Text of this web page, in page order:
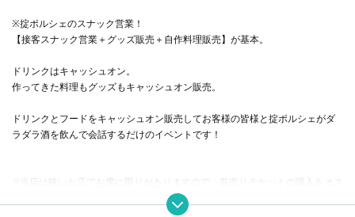
※掟ポルシェのスナック営業！
【接客スナック営業＋グッズ販売＋自作料理販売】が基本。
ドリンクはキャッシュオン。
作ってきた料理もグッズもキャッシュオン販売。
ドリンクとフードをキャッシュオン販売してお客様の皆様と掟ポルシェがダ
ラダラ酒を飲んで会話するだけのイベントです！
※当店は狭いお店でお席に限りがありますので、前売りチケットの購入をオス
スメします。優先してお席をご用意させていただきます。